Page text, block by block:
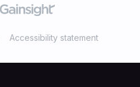
Accessibility statement